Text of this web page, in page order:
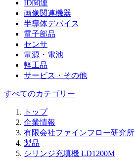
ID関連
画像関連機器
半導体デバイス
電子部品
センサ
電源・電池
軽工品
サービス・その他
すべてのカテゴリー
トップ
企業情報
有限会社ファインフロー研究所
製品
シリンジ充填機 LD1200M